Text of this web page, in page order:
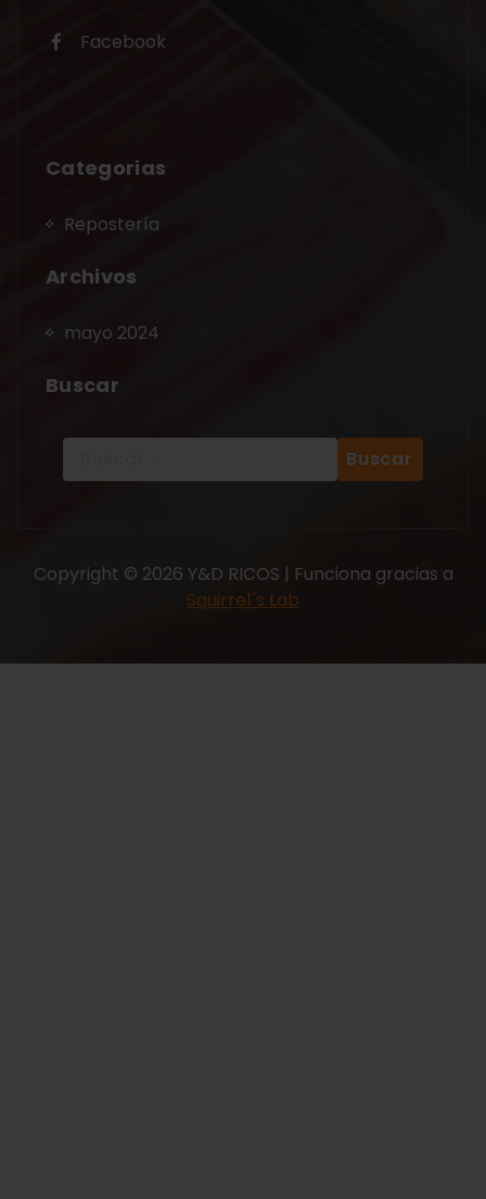
Facebook
Categorias
Repostería
Archivos
mayo 2024
Buscar
Copyright © 2026 Y&D RICOS | Funciona gracias a
Squirrel´s Lab